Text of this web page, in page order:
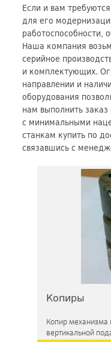
Если и вам
для его
Наша компания
серийное
и комплектующих.
направлении и
оборудования
нам выполнить
с минимальными
станкам купить по
связавшись с
Копиры
Копир механизма
вертикальной